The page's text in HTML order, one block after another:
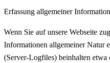
Erfassung allgemeiner
Wenn Sie auf unsere Webseite
Informationen allgemeiner Natur
(Server-Logfiles) beinhalten etwa